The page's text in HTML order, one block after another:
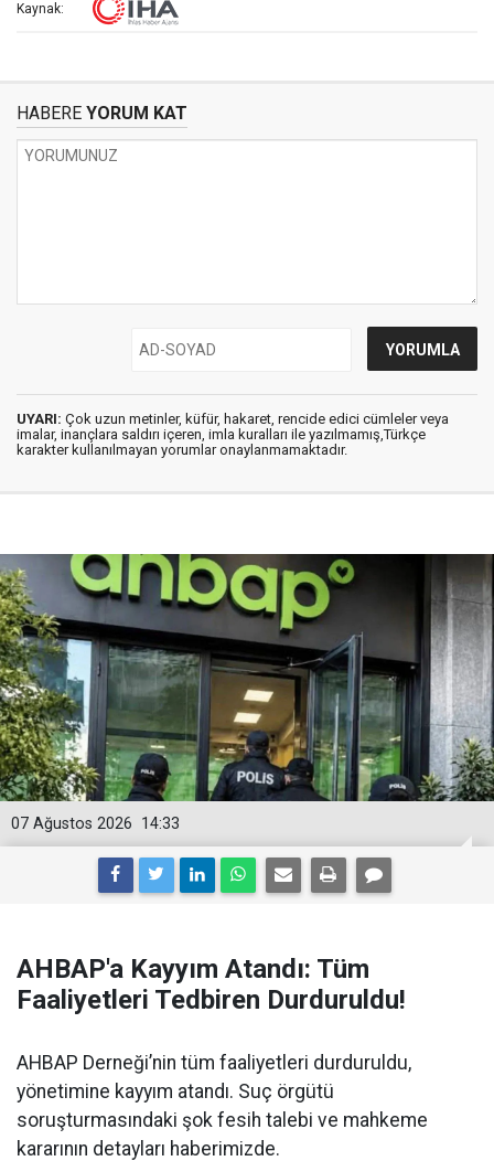
Kaynak:
HABERE YORUM KAT
UYARI: Çok uzun metinler, küfür, hakaret, rencide edici cümleler veya
imalar, inançlara saldırı içeren, imla kuralları ile yazılmamış,Türkçe
karakter kullanılmayan yorumlar onaylanmamaktadır.
14:33
07 Ağustos 2026
AHBAP'a Kayyım Atandı: Tüm
Faaliyetleri Tedbiren Durduruldu!
AHBAP Derneği’nin tüm faaliyetleri durduruldu,
yönetimine kayyım atandı. Suç örgütü
soruşturmasındaki şok fesih talebi ve mahkeme
kararının detayları haberimizde.